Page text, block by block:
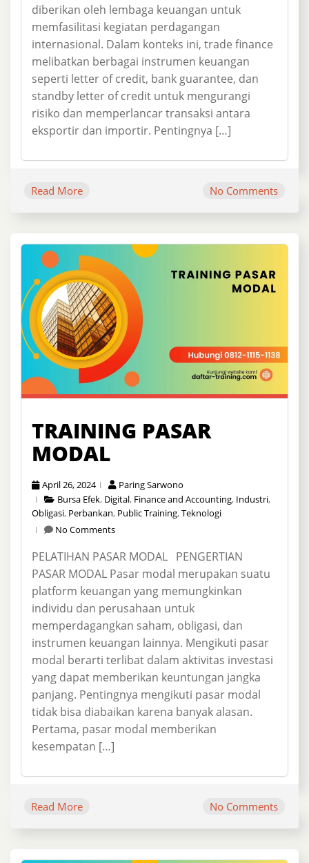
diberikan oleh lembaga keuangan untuk
memfasilitasi kegiatan perdagangan
internasional. Dalam konteks ini, trade finance
melibatkan berbagai instrumen keuangan
seperti letter of credit, bank guarantee, dan
standby letter of credit untuk mengurangi
risiko dan memperlancar transaksi antara
eksportir dan importir. Pentingnya […]
Read More No Comments
TRAINING PASAR
MODAL
April 26, 2024
Paring Sarwono
Bursa Efek, Digital, Finance and Accounting, Industri,
Obligasi, Perbankan, Public Training,Teknologi
No Comments
PELATIHAN PASAR MODAL PENGERTIAN
PASAR MODAL Pasar modal merupakan suatu
platform keuangan yang memungkinkan
individu dan perusahaan untuk
memperdagangkan saham, obligasi, dan
instrumen keuangan lainnya. Mengikuti pasar
modal berarti terlibat dalam aktivitas investasi
yang dapat memberikan keuntungan jangka
panjang. Pentingnya mengikuti pasar modal
tidak bisa diabaikan karena banyak alasan.
Pertama, pasar modal memberikan
kesempatan […]
Read More No Comments